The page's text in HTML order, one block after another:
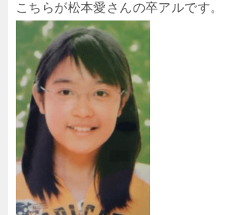
こちらが松本愛さんの卒アルです。